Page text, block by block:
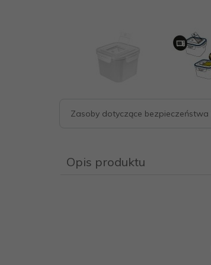
Zasoby dotyczące
Opis produktu